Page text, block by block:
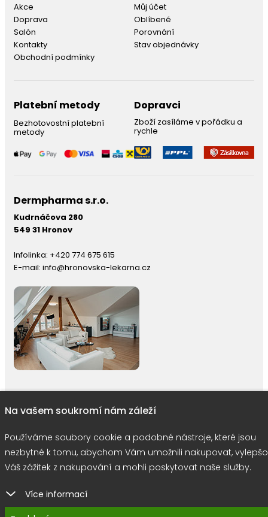
Akce
Doprava
Salón
Kontakty
Obchodní podmínky
Můj účet
Oblíbené
Porovnání
Stav objednávky
Platební metody
Bezhotovostní platební
metody
Dopravci
Zboží zasíláme v pořádku a
rychle
Dermpharma s.r.o.
Kudrnáčova 280
549 31 Hronov
Infolinka: +420 774 675 615
E-mail: info@hronovska-lekarna.cz
Používáme soubory cookie
Na vašem soukromí nám záleží
Používáme soubory cookie a podobné nástroje, které jsou
nezbytné k tomu, abychom Vám umožnili nakupovat,
Váš zážitek z nakupování a mohli poskytovat naše služby.
Více informací